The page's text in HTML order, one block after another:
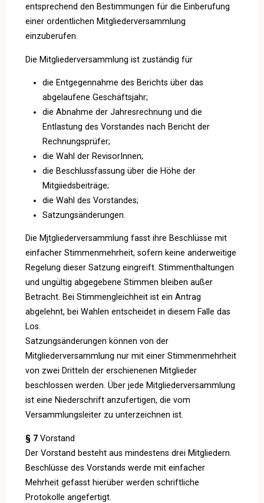
entsprechend den Bestimmungen für die Einberufung
einer ordentlichen Mitgliederversammlung
einzuberufen.
Die Mitgliederversammlung ist zuständig für
die Entgegennahme des Berichts über das
abgelaufene Geschäftsjahr;
die Abnahme der Jahresrechnung und die
Entlastung des Vorstandes nach Bericht der
Rechnungsprüfer;
die Wahl der RevisorInnen;
die Beschlussfassung über die Höhe der
Mitgiiedsbeiträge;
die Wahl des Vorstandes;
Satzungsänderungen.
Die Mjtgliederversammlung fasst ihre Beschlüsse mit
einfacher Stimmenmehrheit, sofern keine anderweitige
Regelung dieser Satzung eingreift. Stimmenthaltungen
und ungültig abgegebene Stimmen bleiben außer
Betracht. Bei Stimmengleichheit ist ein Antrag
abgelehnt, bei Wahlen entscheidet in diesem Falle das
Los.
Satzungsänderungen können von der
Mitgliederversammlung nur mit einer Stimmenmehrheit
von zwei Dritteln der erschienenen Mitglieder
beschlossen werden. Über jede Mitgliederversammlung
ist eine Niederschrift anzufertigen, die vom
Versammlungsleiter zu unterzeichnen ist.
§ 7Vorstand
Der Vorstand besteht aus mindestens drei Mitgliedern.
Beschlüsse des Vorstands werde mit einfacher
Mehrheit gefasst hierüber werden schriftliche
Protokolle angefertigt.